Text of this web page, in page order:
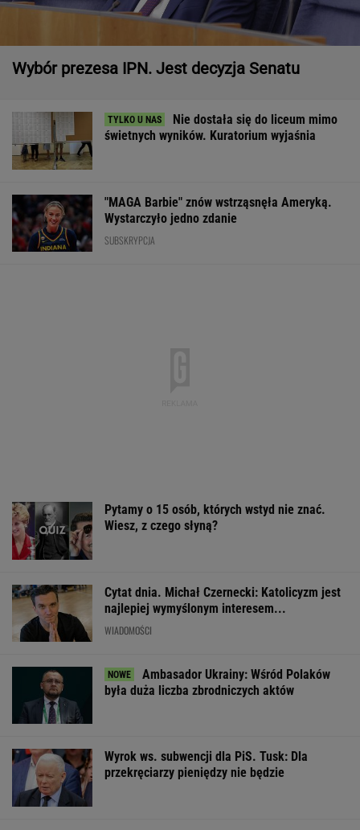
Wybór prezesa IPN. Jest decyzja Senatu
Nie dostała się do liceum mimo
świetnych wyników. Kuratorium wyjaśnia
"MAGA Barbie" znów wstrząsnęła Ameryką.
Wystarczyło jedno zdanie
SUBSKRYPCJA
Pytamy o 15 osób, których wstyd nie znać.
Wiesz, z czego słyną?
Cytat dnia. Michał Czernecki: Katolicyzm jest
najlepiej wymyślonym interesem...
WIADOMOŚCI
Ambasador Ukrainy: Wśród Polaków
była duża liczba zbrodniczych aktów
Wyrok ws. subwencji dla PiS. Tusk: Dla
przekręciarzy pieniędzy nie będzie